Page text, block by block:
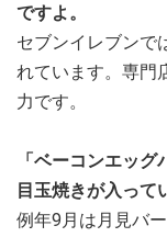
ですよ。
セブンイレブンで
れています。専門
力です。
「ベーコンエッ
目玉焼きが入って
例年9月は月見バ